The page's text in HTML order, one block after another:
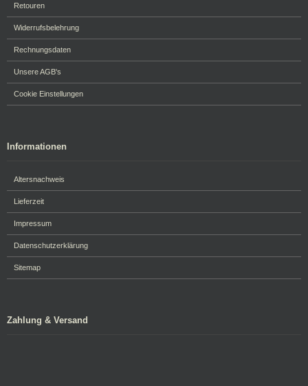
Retouren
Widerrufsbelehrung
Rechnungsdaten
Unsere AGB's
Cookie Einstellungen
Informationen
Altersnachweis
Lieferzeit
Impressum
Datenschutzerklärung
Sitemap
Zahlung & Versand